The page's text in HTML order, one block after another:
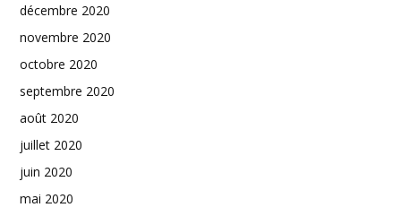
décembre 2020
novembre 2020
octobre 2020
septembre 2020
août 2020
juillet 2020
juin 2020
mai 2020